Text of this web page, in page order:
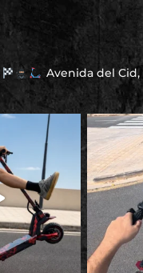
Avenida del Cid,